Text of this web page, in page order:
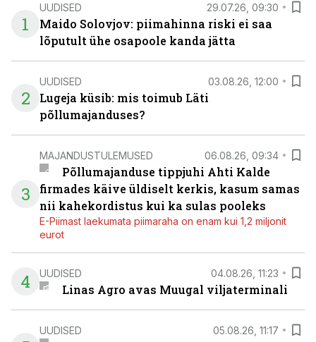
1
UUDISED 29.07.26, 09:30
Maido Solovjov: piimahinna riski ei saa
lõputult ühe osapoole kanda jätta
2
UUDISED 03.08.26, 12:00
Lugeja küsib: mis toimub Läti
põllumajanduses?
3
MAJANDUSTULEMUSED 06.08.26, 09:34
Põllumajanduse tippjuhi Ahti Kalde
firmades käive üldiselt kerkis, kasum samas
nii kahekordistus kui ka sulas pooleks
E-Piimast laekumata piimaraha on enam kui 1,2 miljonit
eurot
4 UUDISED 04.08.26, 11:23
Linas Agro avas Muugal viljaterminali
UUDISED 05.08.26, 11:17